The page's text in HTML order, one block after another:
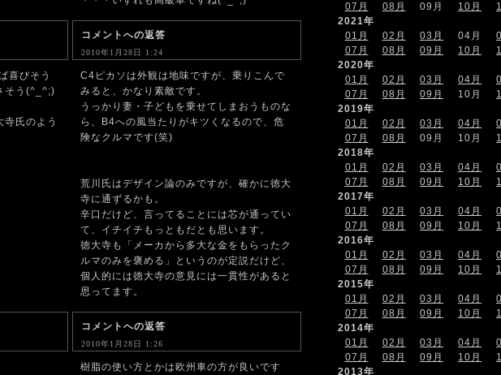
喜びそう
そう(^_^;)
氏のよう
コメントへの返答
2010年1月28日 1:24
C4ピカソは外観は地味ですが、乗りこんで
みると、かなり素敵です。
うっかり妻・子どもを乗せてしまおうものな
ら、B4への風当たりがキツくなるので、危
険なクルマです(笑)
荒川氏はデザイン論のみですが、確かに徳大
寺に通ずるかも。
辛口だけど、言ってることには芯が通ってい
て、イチイチもっともだとも思います。
徳大寺も「メーカから多大な金をもらったク
ルマのみを褒める」というのが定説だけど、
個人的には徳大寺の意見には一貫性があると
思ってます。
コメントへの返答
2010年1月28日 1:26
樹脂の使い方とかは欧州車の方が良いです
07月
08月 09月 10月
2021年
01月
02月 03月 04月
07月
08月 09月 10月
2020年
01月
02月 03月 04月
07月
08月 09月 10月
2019年
01月
02月 03月 04月
07月
08月 09月 10月
2018年
01月
02月 03月 04月
07月
08月 09月 10月
2017年
01月
02月 03月 04月
07月
08月 09月 10月
2016年
01月
02月 03月 04月
07月
08月 09月 10月
2015年
01月
02月 03月 04月
07月
08月 09月 10月
2014年
01月
02月 03月 04月
07月
08月 09月 10月
2013年